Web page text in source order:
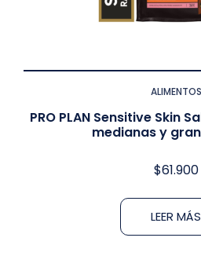
ALIMENTOS
PRO PLAN Sensitive Skin
medianas y
$61.900
LEER MÁS